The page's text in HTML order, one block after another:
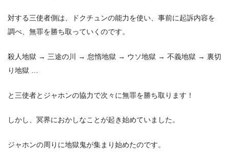
対する三使者側は、ドクチュンの能力を使い、事前に起訴内容を
調べ、無罪を勝ち取っていくのです。
殺人地獄 → 三途の川 → 怠惰地獄 → ウソ地獄 → 不義地獄 → 裏切
り地獄 …
と三使者とジャホンの協力で次々に無罪を勝ち取ります！
しかし、冥界におかしなことが起き始めていました。
ジャホンの周りに地獄鬼が集まり始めたのです。